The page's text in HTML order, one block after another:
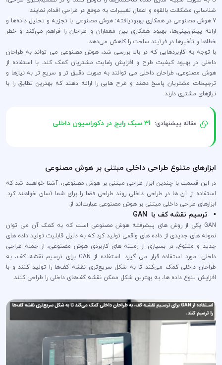
شناسایی مشکلات بالقوه و اعمال تغییرات به موقع در طراحی اقدام نمایند.
7.هوش مصنوعی در همکاری بهبودیافته: هوش مصنوعی با تجزیه و تحلیل داده‌ها و
ارائه پیش‌بینی‌ها، بهبود همکاری بین معماران و طراحان را فراهم می‌کند و خطر
خطاها و تأخیرها در فرآیند ساخت را کاهش می‌دهد.
با توجه به کاربردهایی که در بالا بررسی شد، هوش مصنوعی می تواند به طراحان
داخلی در بهبود کیفیت طرح و افزایش رضایت مشتریان کمک کند. با استفاده از
هوش مصنوعی، طراحان داخلی می توانند به صورت دقیق تر و سریع تر به نیازها و
ترجیحات مشتریان پاسخ دهند و طرح هایی را ارائه دهند که بهترین تطابق را با
نیازهای مشتری دارند.
مقاله پیشنهادی: 31 سبک رایج در دکوراسیون داخلی
ابزار‌های متنوع طراحی داخلی مبتنی بر هوش مصنوعی
در این قسمت با چندین ابزار‌ طراحی مبتنی بر هوش مصنوعی، آشنا خواهید شد که
استفاده از آن ها در طراحی داخلی روند طراحی فضا را برای شما آسان خواهند کرد.
ابزار‌های طراحی داخلی مبتنی بر هوش مصنوعی عبارت‌اند از:
• ترسیم نقشه کف با GAN
GAN یکی از روش های پیشرفته هوش مصنوعی است که به کمک آن می توان
نمونه های جدیدی از داده های واقعی تولید کرد که به دلیل قابلیت تولید داده های
جدید و متنوع، در بسیاری از زمینه های کاربردی هوش مصنوعی، از جمله طراحی
داخلی، مورد استفاده قرار می گیرد. استفاده از GAN برای ترسیم نقشه کف، به
طراحان داخلی کمک می‌کند تا به شکل سریع‌تری نقشه کف‌ها را تولید کنند و با
افزایش تنوع داده ها، به بهترین شکل ممکن نقشه کف‌های داخلی را طراحی کنند.